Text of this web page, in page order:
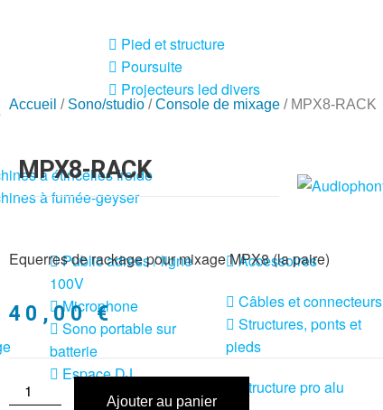
Pied et structure
Poursuite
Projecteurs led divers
à étincelles froide
à fumée-geyser
Public adress / ligne
100V
Microphone
Sono portable sur
batterie
Espace DJ
Accessoires
Câbles et connecteurs
Structures, ponts et
pieds
Structure pro alu
Accueil / Sono/studio /Console de mixage / MPX8-RACK
MPX8-RACK
Equerres de rackage pour mixage MPX8 (la paire)
40,00€
Ajouter au panier